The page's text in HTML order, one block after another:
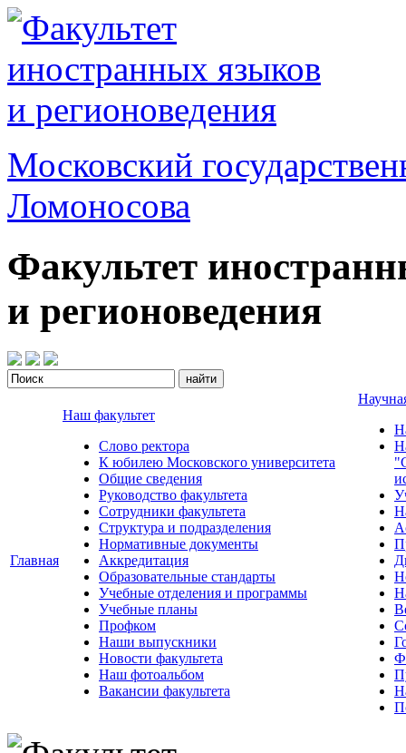
Московский
Ломоносова
Факультет
и регионоведения
Главная
Наш факультет
Слово ректора
К юбилею Московского университета
Общие сведения
Руководство факультета
Сотрудники факультета
Структура и подразделения
Нормативные документы
Аккредитация
Образовательные стандарты
Учебные отделения и программы
Учебные планы
Профком
Наши выпускники
Новости факультета
Наш фотоальбом
Вакансии факультета